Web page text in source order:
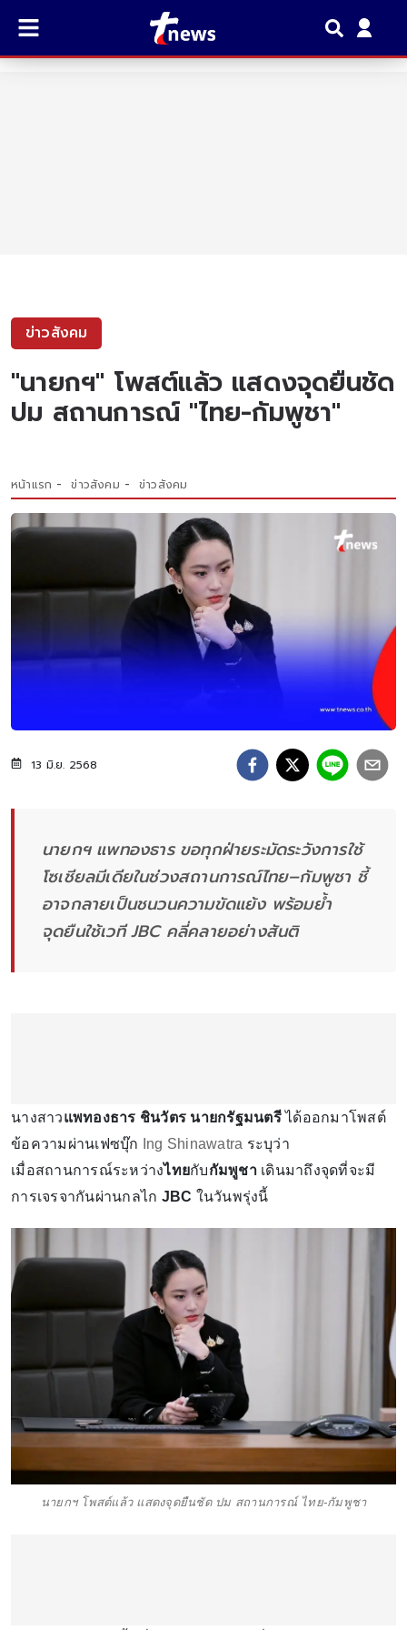
ข่าวสังคม
"นายกฯ" โพสต์แล้ว แสดงจุดยืนชัด
ปม สถานการณ์ "ไทย-กัมพูชา"
หน้าแรก ข่าวสังคม ข่าวสังคม
13 มิ.ย. 2568
นายกฯ แพทองธาร ขอทุกฝ่ายระมัดระวังการใช้
โซเชียลมีเดียในช่วงสถานการณ์ไทย–กัมพูชา ชี้
อาจกลายเป็นชนวนความขัดแย้ง พร้อมย้ำ
จุดยืนใช้เวที JBC คลี่คลายอย่างสันติ
นางสาวแพทองธาร ชินวัตร นายกรัฐมนตรีได้ออกมาโพสต์
ข้อความผ่านเฟซบุ๊ก
Ing Shinawatra ระบุว่า
เมื่อสถานการณ์ระหว่างไทยกับกัมพูชาเดินมาถึงจุดที่จะมี
การเจรจากันผ่านกลไก JBC ในวันพรุ่งนี้
นายกฯ โพสต์แล้ว แสดงจุดยืนชัด ปม สถานการณ์ ไทย-กัมพูชา